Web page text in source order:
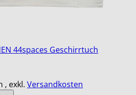
44spaces Geschirrtuch
, exkl. Versandkosten